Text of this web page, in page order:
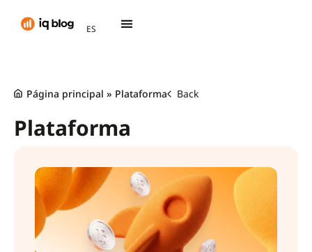
ES
TH
Página principal » Plataforma Back
Plataforma